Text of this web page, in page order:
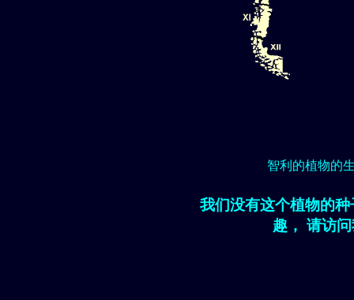
智利的植物的
我们没有这个植物的
趣， 请访